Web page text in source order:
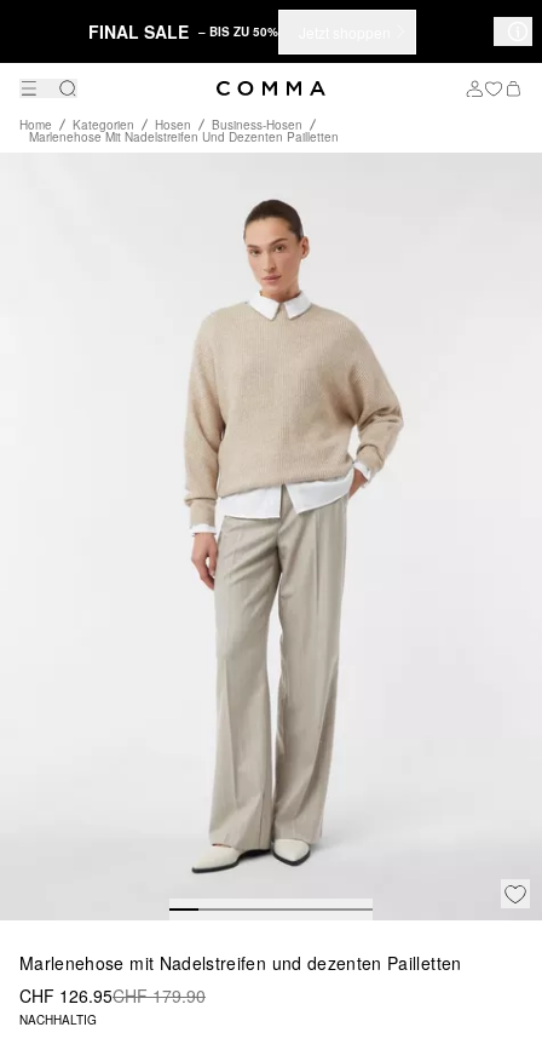
FINAL SALE – BIS ZU 50%
Home Kategorien Hosen Business-Hosen
Marlenehose Mit Nadelstreifen Und Dezenten Pailletten
Marlenehose mit Nadelstreifen und dezenten Pailletten
CHF 126.95CHF 179.90
NACHHALTIG